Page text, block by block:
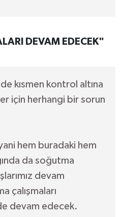
DEVAM EDECEK"
kısmen kontrol altına
için herhangi bir sorun
hem buradaki hem
da soğutma
devam
çalışmaları
devam edecek.